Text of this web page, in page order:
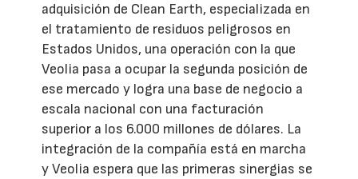
adquisición de Clean Earth, especializada en
el tratamiento de residuos peligrosos en
Estados Unidos, una operación con la que
Veolia pasa a ocupar la segunda posición de
ese mercado y logra una base de negocio a
escala nacional con una facturación
superior a los 6.000 millones de dólares. La
integración de la compañía está en marcha
y Veolia espera que las primeras sinergias se